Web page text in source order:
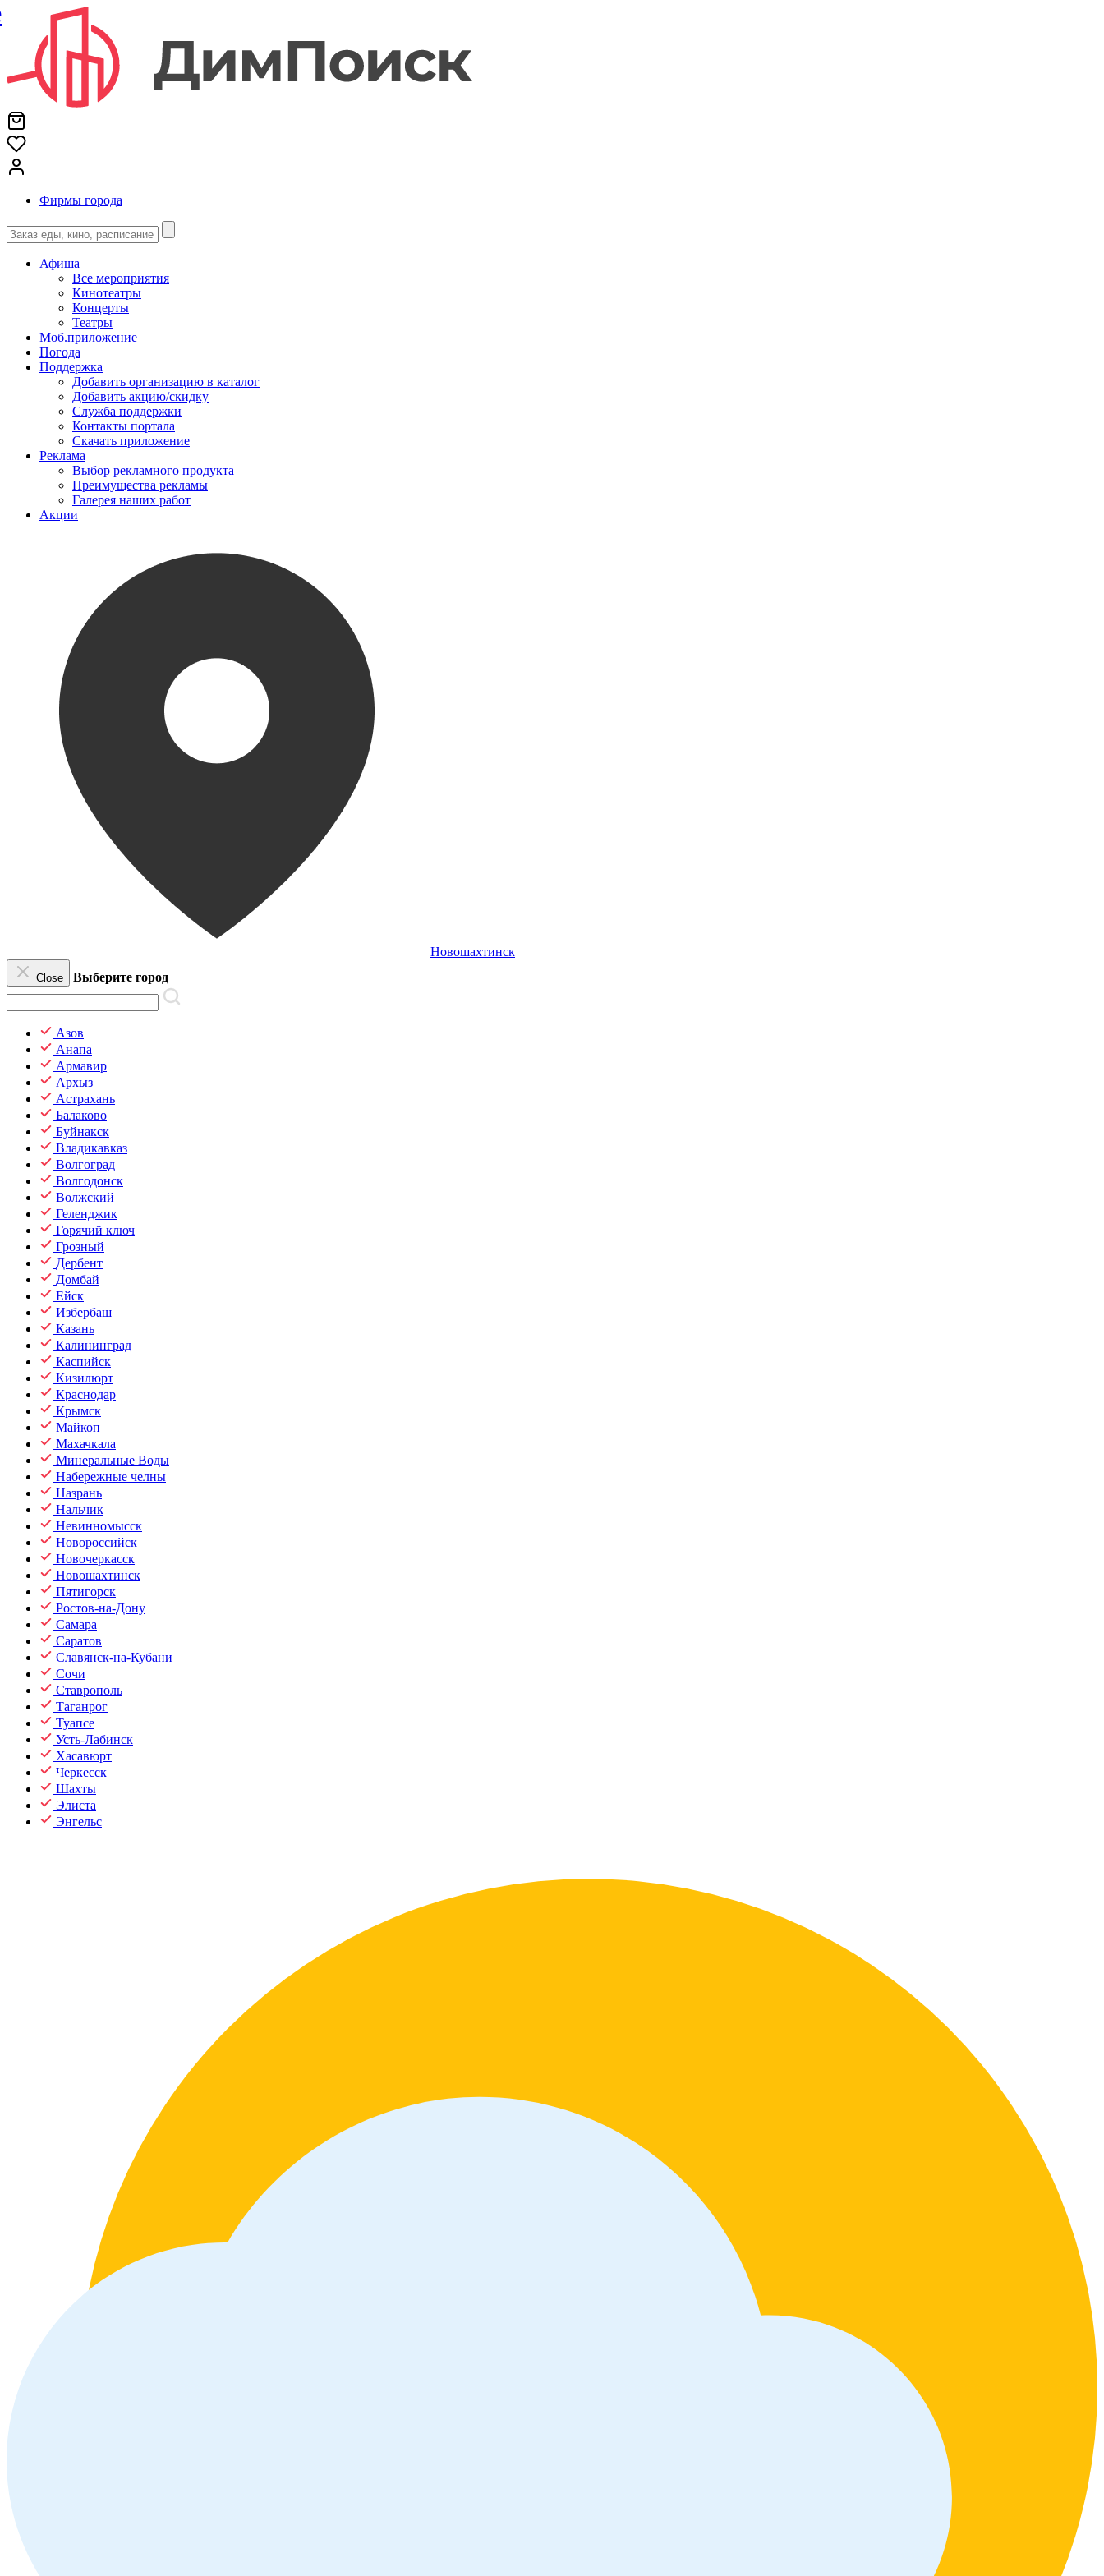
Фирмы города
Афиша
Все мероприятия
Кинотеатры
Концерты
Театры
Моб.приложение
Погода
Поддержка
Добавить организацию в каталог
Добавить акцию/скидку
Служба поддержки
Контакты портала
Скачать приложение
Реклама
Выбор рекламного продукта
Преимущества рекламы
Галерея наших работ
Акции
Новошахтинск
Close Выберите город
Азов
Анапа
Армавир
Архыз
Астрахань
Балаково
Буйнакск
Владикавказ
Волгоград
Волгодонск
Волжский
Геленджик
Горячий ключ
Грозный
Дербент
Домбай
Ейск
Избербаш
Казань
Калининград
Каспийск
Кизилюрт
Краснодар
Крымск
Майкоп
Махачкала
Минеральные Воды
Набережные челны
Назрань
Нальчик
Невинномысск
Новороссийск
Новочеркасск
Новошахтинск
Пятигорск
Ростов-на-Дону
Самара
Саратов
Славянск-на-Кубани
Сочи
Ставрополь
Таганрог
Туапсе
Усть-Лабинск
Хасавюрт
Черкесск
Шахты
Элиста
Энгельс